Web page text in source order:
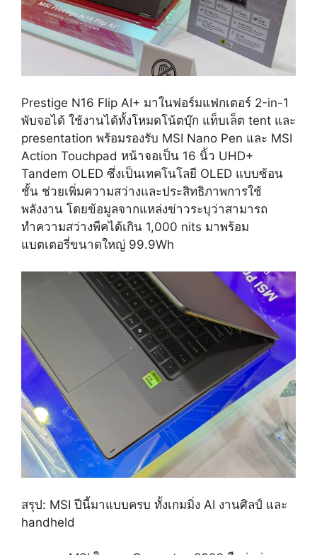
Prestige N16 Flip AI+ มาในฟอร์มแฟกเตอร์ 2-in-1
พับจอได้ ใช้งานได้ทั้งโหมดโน้ตบุ๊ก แท็บเล็ต tent และ
presentation พร้อมรองรับ MSI Nano Pen และ MSI
Action Touchpad หน้าจอเป็น 16 นิ้ว UHD+
Tandem OLED ซึ่งเป็นเทคโนโลยี OLED แบบซ้อน
ชั้น ช่วยเพิ่มความสว่างและประสิทธิภาพการใช้
พลังงาน โดยข้อมูลจากแหล่งข่าวระบุว่าสามารถ
ทำความสว่างพีคได้เกิน 1,000 nits มาพร้อม
แบตเตอรี่ขนาดใหญ่ 99.9Wh
สรุป: MSI ปีนี้มาแบบครบ ทั้งเกมมิ่ง AI งานศิลป์ และ
handheld